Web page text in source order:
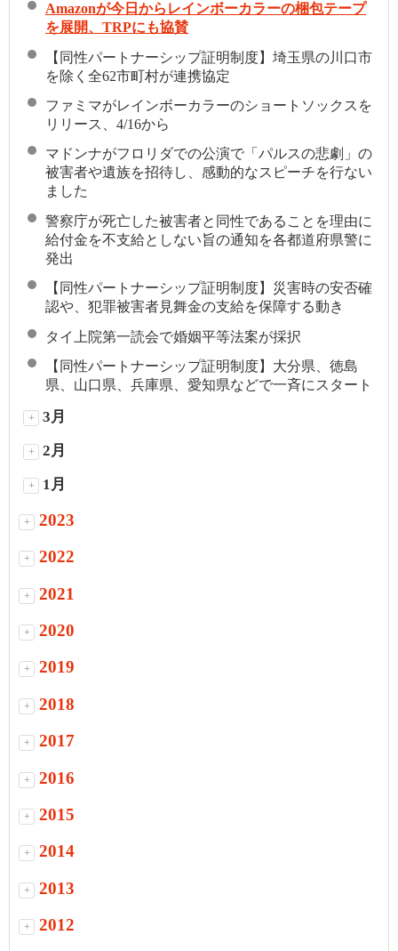
Amazonが今日からレインボーカラーの梱包テープ
を展開、TRPにも協賛
【同性パートナーシップ証明制度】埼玉県の川口市
を除く全62市町村が連携協定
ファミマがレインボーカラーのショートソックスを
リリース、4/16から
マドンナがフロリダでの公演で「パルスの悲劇」の
被害者や遺族を招待し、感動的なスピーチを行ない
ました
警察庁が死亡した被害者と同性であることを理由に
給付金を不支給としない旨の通知を各都道府県警に
発出
【同性パートナーシップ証明制度】災害時の安否確
認や、犯罪被害者見舞金の支給を保障する動き
タイ上院第一読会で婚姻平等法案が採択
【同性パートナーシップ証明制度】大分県、徳島
県、山口県、兵庫県、愛知県などで一斉にスタート
+ 3月
+ 2月
+ 1月
+ 2023
+ 2022
+ 2021
+ 2020
+ 2019
+ 2018
+ 2017
+ 2016
+ 2015
+ 2014
+ 2013
+ 2012